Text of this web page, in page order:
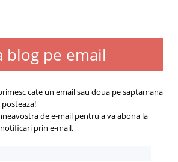
blog pe email
cate un email sau doua pe saptamana
de e-mail pentru a va abona la
prin e-mail.
Contact